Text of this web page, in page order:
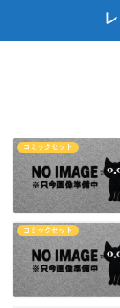
コミックセット
コミックセット